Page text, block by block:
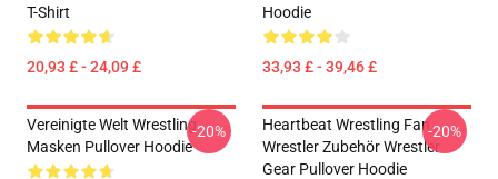
T-Shirt
20,93 £ - 24,09 £
Hoodie
33,93 £ - 39,46 £
Vereinigte Welt Wrestling
Masken Pullover Hoodie
-20%
Heartbeat Wrestling Fan
Wrestler Zubehör Wrestler
Gear Pullover Hoodie
-20%